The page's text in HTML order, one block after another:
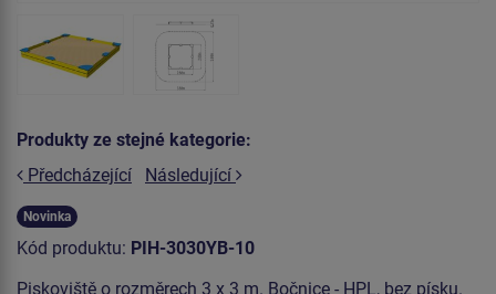
Produkty ze stejné kategorie:
Předcházející
Následující
Novinka
Kód produktu: PIH-3030YB-10
Piskoviště o rozměrech 3 x 3 m. Bočnice - HPL, bez písku.